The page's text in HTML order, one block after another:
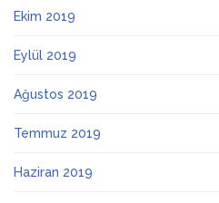
Ekim 2019
Eylül 2019
Ağustos 2019
Temmuz 2019
Haziran 2019